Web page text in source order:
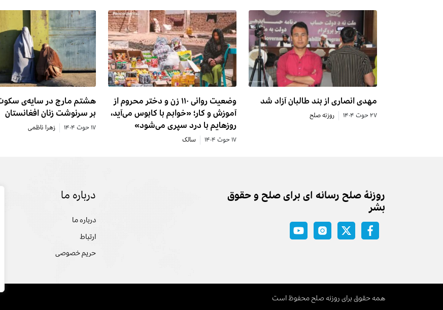
مهدی انصاری از بند طالبان آزاد شد
۲۷ حوت ۱۴۰۴ روزنه صلح
وضعیت روانی ۱۱۰ زن و دختر محروم از
آموزش و کار؛ «خوابم با کابوس می‌آید،
روزهایم با درد سپری می‌شود»
۱۷ حوت ۱۴۰۴ سالک
هشتم مارچ در سایه‌ی
بر سرنوشت زنان افغانستان
۱۷ حوت ۱۴۰۴ زهرا ناظمی
روزنه‌ٔ صلح رسانه ای برای صلح و حقوق
بشر
درباره ما
درباره ما
ارتباط
حریم خصوصی
همه حقوق برای روزنه صلح محفوظ است